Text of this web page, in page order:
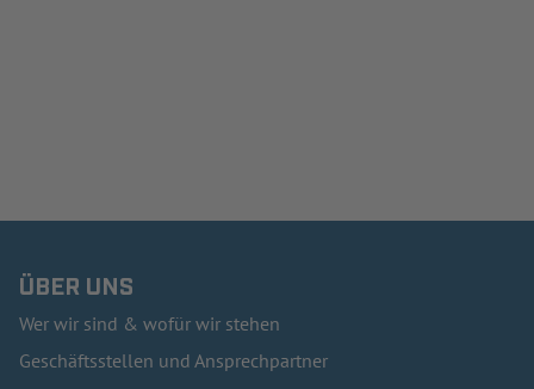
ÜBER UNS
Wer wir sind & wofür wir stehen
Geschäftsstellen und Ansprechpartner